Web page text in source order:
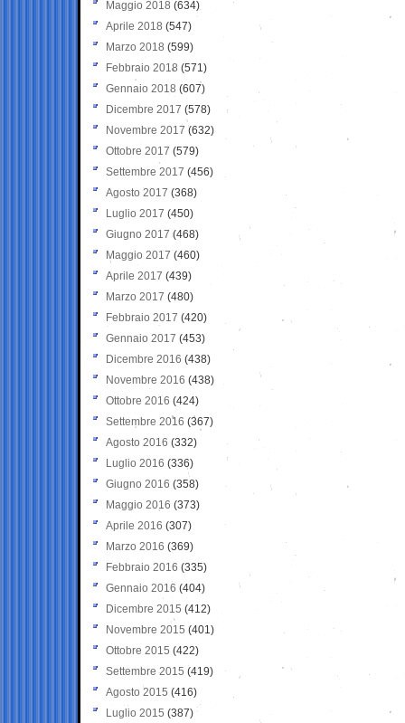
Maggio 2018 (634)
Aprile 2018 (547)
Marzo 2018 (599)
Febbraio 2018 (571)
Gennaio 2018 (607)
Dicembre 2017 (578)
Novembre 2017 (632)
Ottobre 2017 (579)
Settembre 2017 (456)
Agosto 2017 (368)
Luglio 2017 (450)
Giugno 2017 (468)
Maggio 2017 (460)
Aprile 2017 (439)
Marzo 2017 (480)
Febbraio 2017 (420)
Gennaio 2017 (453)
Dicembre 2016 (438)
Novembre 2016 (438)
Ottobre 2016 (424)
Settembre 2016 (367)
Agosto 2016 (332)
Luglio 2016 (336)
Giugno 2016 (358)
Maggio 2016 (373)
Aprile 2016 (307)
Marzo 2016 (369)
Febbraio 2016 (335)
Gennaio 2016 (404)
Dicembre 2015 (412)
Novembre 2015 (401)
Ottobre 2015 (422)
Settembre 2015 (419)
Agosto 2015 (416)
Luglio 2015 (387)